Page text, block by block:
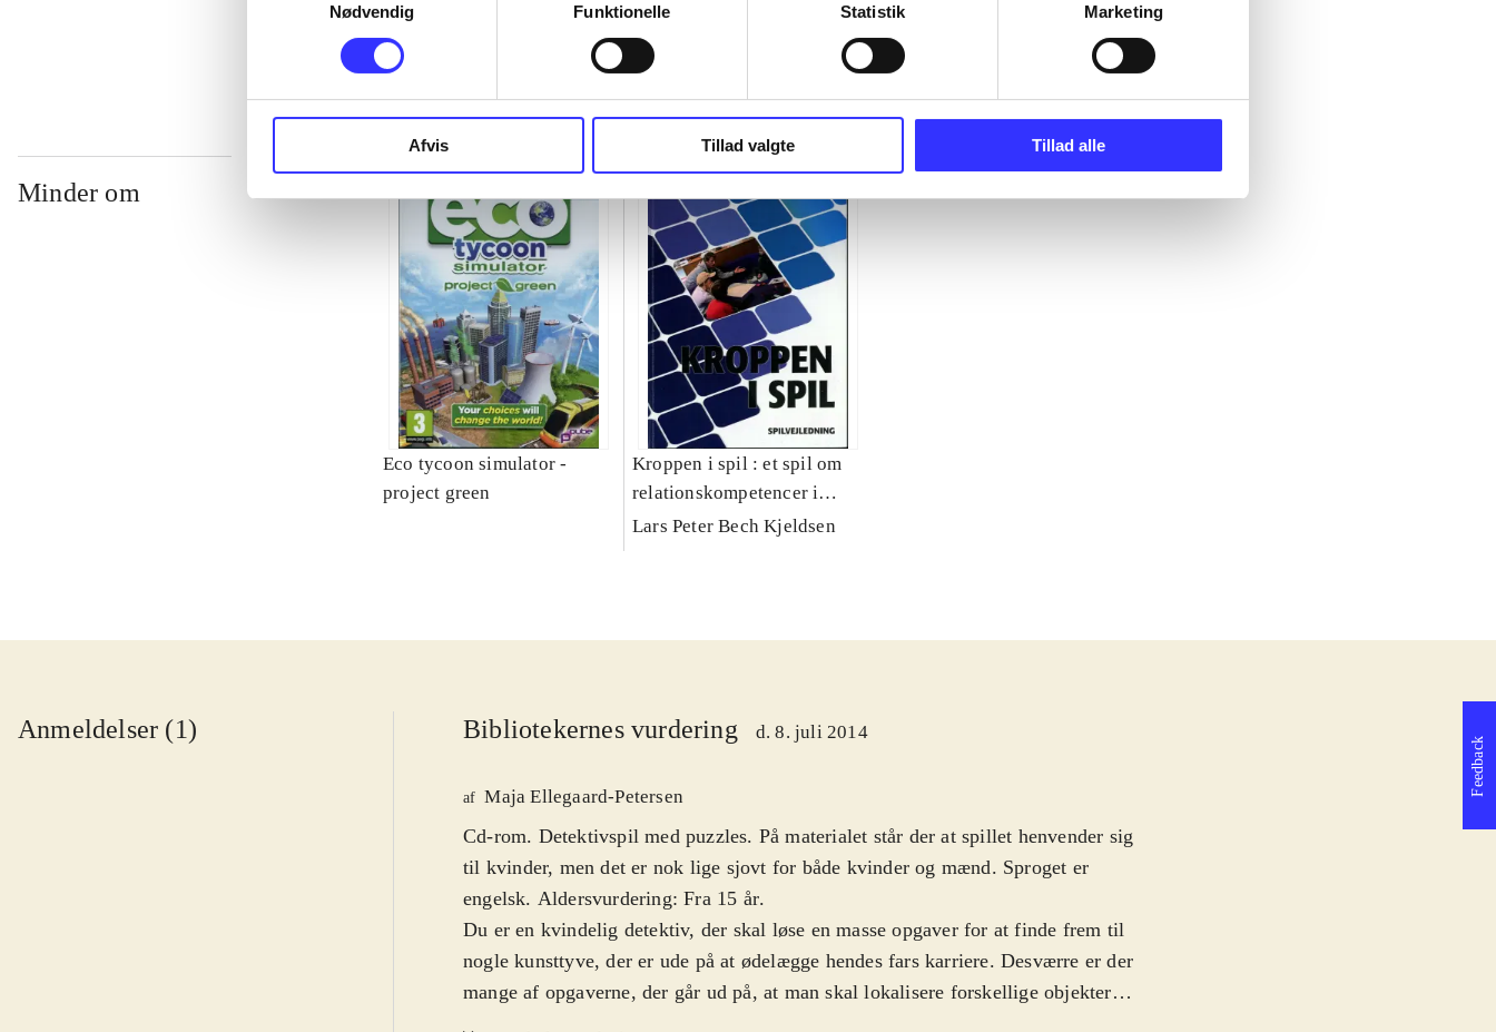
Nødvendig
Funktionelle Statistik Marketing
Afvis Tillad valgte Tillad alle
...
Minder om
Eco tycoon simulator -
project green
Kroppen i spil : et spil om
relationskompetencer i
skolen
Lars Peter Bech Kjeldsen
Anmeldelser (1) Bibliotekernes vurdering d. 8. juli 2014
af Maja Ellegaard-Petersen
Cd-rom. Detektivspil med puzzles. På materialet står der at spillet henvender sig
til kvinder, men det er nok lige sjovt for både kvinder og mænd. Sproget er
engelsk. Aldersvurdering: Fra 15 år.
Du er en kvindelig detektiv, der skal løse en masse opgaver for at finde frem til
nogle kunsttyve, der er ude på at ødelægge hendes fars karriere. Desværre er der
mange af opgaverne, der går ud på, at man skal lokalisere forskellige objekter
Feedback